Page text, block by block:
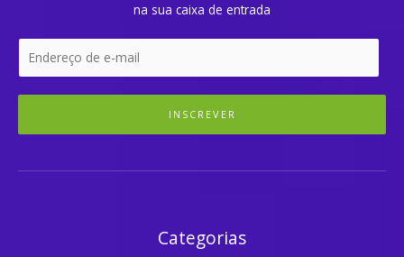
na sua caixa de entrada
INSCREVER
Categorias